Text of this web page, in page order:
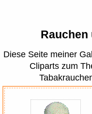
Rauchen
Diese Seite meiner
Cliparts zum